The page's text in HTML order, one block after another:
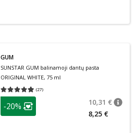
GUM
SUNSTAR GUM balinamoji dantų pasta
ORIGINAL WHITE, 75 ml
(27)
Vidutinis įvertinimas 4.96
patarimas
Lojalumo klubo narių nuolaida
-20% 10,31 €
8,25 €